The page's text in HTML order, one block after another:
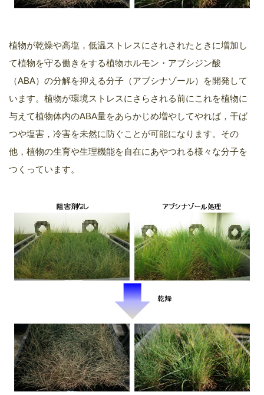
植物が乾燥や高塩，低温ストレスにされされたときに増加し
て植物を守る働きをする植物ホルモン・アブシジン酸
（ABA）の分解を抑える分子（アブシナゾール）を開発して
います。植物が環境ストレスにさらされる前にこれを植物に
与えて植物体内のABA量をあらかじめ増やしてやれば，干ば
つや塩害，冷害を未然に防ぐことが可能になります。その
他，植物の生育や生理機能を自在にあやつれる様々な分子を
つくっています。